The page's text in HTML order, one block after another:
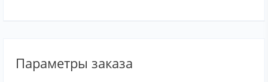
Параметры заказа